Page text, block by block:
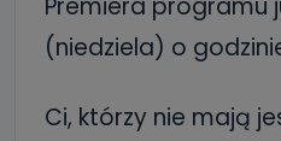
Premiera programu
(niedziela) o
Ci, którzy nie mają